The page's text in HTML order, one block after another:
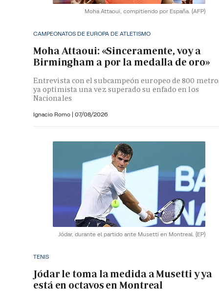
Moha Attaoui, compitiendo por España. (AFP)
CAMPEONATOS DE EUROPA DE ATLETISMO
Moha Attaoui: «Sinceramente, voy a
Birmingham a por la medalla de oro»
Entrevista con el subcampeón europeo de 800
ya optimista una vez superado su enfado en los
Nacionales
Ignacio Romo | 07/08/2026
Jódar, durante el partido ante Musetti en Montreal. (EP)
TENIS
Jódar le toma la medida a Musetti y ya
está en octavos en Montreal